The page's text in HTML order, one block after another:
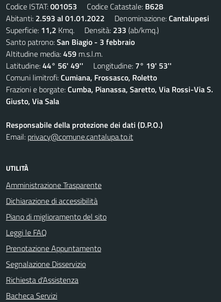
Codice ISTAT:001053 Codice Catastale: B628
Abitanti: 2.593 al 01.01.2022 Denominazione:Cantalupesi
Superficie: 11,2 Kmq. Densità: 233 (ab/kmq.)
Santo patrono:San Biagio - 3 febbraio
Altitudine media:459 m.s.l.m.
Latitudine:44° 56' 49'' Longitudine: 7° 19' 53''
Comuni limitrofi:Cumiana, Frossasco, Roletto
Frazioni e borgate:Cumba, Pianassa, Saretto, Via Rossi-Via S.
Giusto, Via Sala
Responsabile della protezione dei dati (D.P.O.)
Email: privacy@comune.cantalupa.to.it
UTILITÀ
Amministrazione Trasparente
Dichiarazione di accessibilità
Piano di miglioramento del sito
Leggi le FAQ
Prenotazione Appuntamento
Segnalazione Disservizio
Richiesta d'Assistenza
Bacheca Servizi